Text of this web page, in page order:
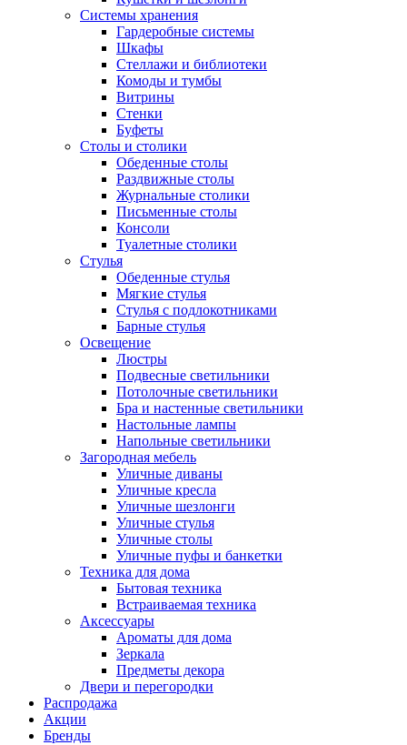
Системы хранения
Гардеробные системы
Шкафы
Стеллажи и библиотеки
Комоды и тумбы
Витрины
Стенки
Буфеты
Столы и столики
Обеденные столы
Раздвижные столы
Журнальные столики
Письменные столы
Консоли
Туалетные столики
Стулья
Обеденные стулья
Мягкие стулья
Стулья с подлокотниками
Барные стулья
Освещение
Люстры
Подвесные светильники
Потолочные светильники
Бра и настенные светильники
Настольные лампы
Напольные светильники
Загородная мебель
Уличные диваны
Уличные кресла
Уличные шезлонги
Уличные стулья
Уличные столы
Уличные пуфы и банкетки
Техника для дома
Бытовая техника
Встраиваемая техника
Аксессуары
Ароматы для дома
Зеркала
Предметы декора
Двери и перегородки
Распродажа
Акции
Бренды